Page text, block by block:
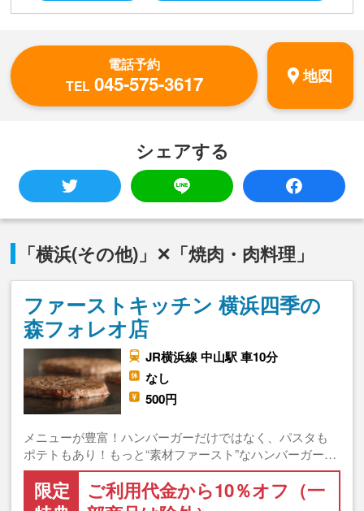
電話予約
TEL 045-575-3617 地図
シェアする
「横浜(その他)」✕「焼肉・肉料理」
ファーストキッチン 横浜四季の
森フォレオ店
JR横浜線 中山駅 車10分
なし
500円
メニューが豊富！ハンバーガーだけではなく、パスタも
ポテトもあり！もっと“素材ファースト”なハンバーガー…
限定
ご利用代金から10％オフ（一